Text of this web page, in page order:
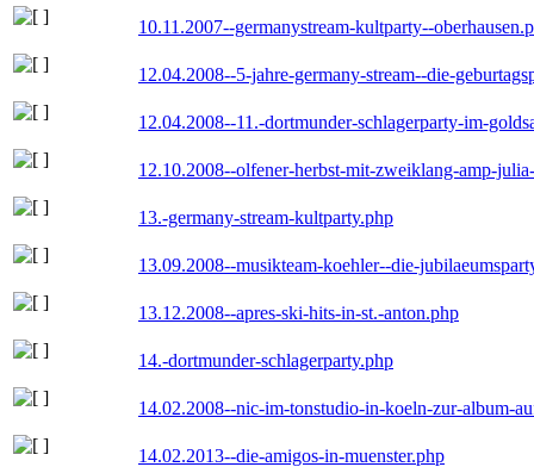
10.11.2007--germanystream-kultparty--
12.04.2008--5-jahre-germany-stream--die-
12.04.2008--11.-dortmunder-schlagerparty-im-
12.10.2008--olfener-herbst-mit-zweiklang-amp-
13.-germany-stream-kultparty.php
13.09.2008--musikteam-koehler--die-
13.12.2008--apres-ski-hits-in-st.-anton.php
14.-dortmunder-schlagerparty.php
14.02.2008--nic-im-tonstudio-in-koeln-zur-album-
14.02.2013--die-amigos-in-muenster.php